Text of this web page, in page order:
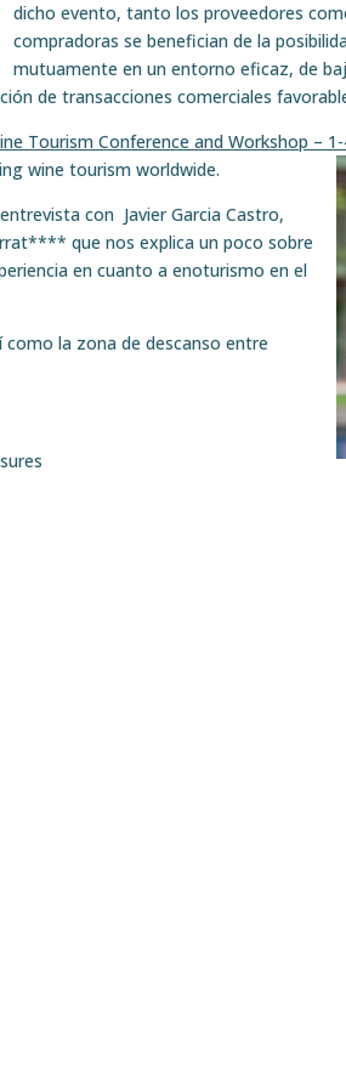
dicho evento, tanto los proveedores
compradoras se benefician de la
mutuamente en un entorno eficaz, de
de transacciones comerciales
Tourism Conference and Workshop –
wine tourism worldwide.
con Javier Garcia Castro,
que nos explica un poco sobre
en cuanto a enoturismo en el
la zona de descanso entre